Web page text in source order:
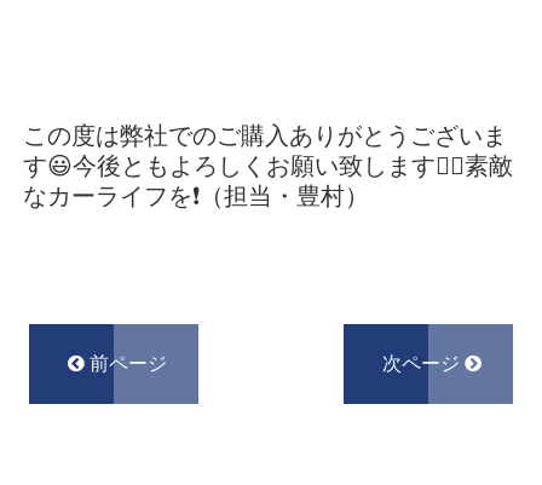
この度は弊社でのご購入ありがとうございま
す😃今後ともよろしくお願い致します🙇‍♂️素敵
なカーライフを❗（担当・豊村）
前ページ 次ページ